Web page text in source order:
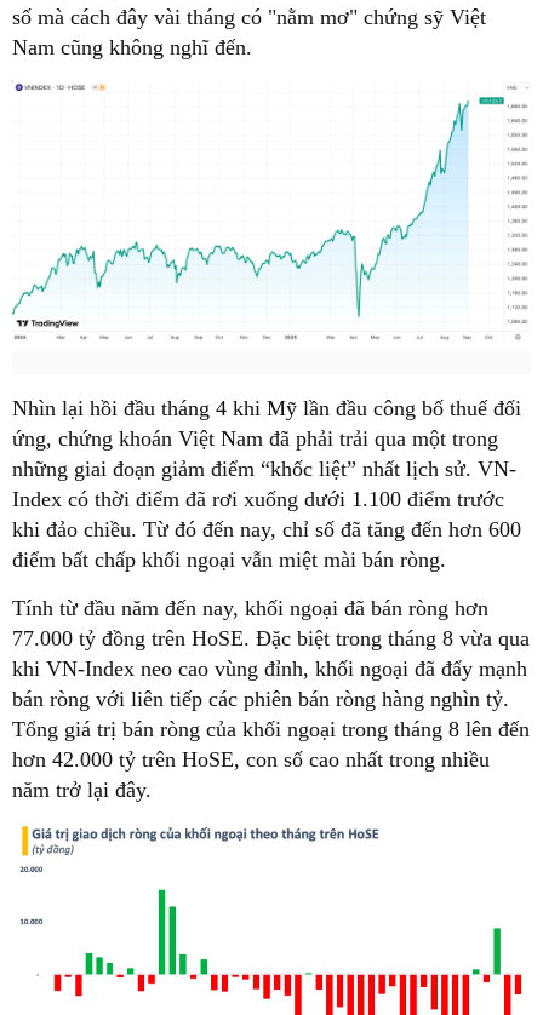
số mà cách đây vài tháng có "nằm mơ" chứng sỹ Việt
Nam cũng không nghĩ đến.
Nhìn lại hồi đầu tháng 4 khi Mỹ lần đầu công bố thuế đối
ứng, chứng khoán Việt Nam đã phải trải qua một trong
những giai đoạn giảm điểm “khốc liệt” nhất lịch sử. VN-
Index có thời điểm đã rơi xuống dưới 1.100 điểm trước
khi đảo chiều. Từ đó đến nay, chỉ số đã tăng đến hơn 600
điểm bất chấp khối ngoại vẫn miệt mài bán ròng.
Tính từ đầu năm đến nay, khối ngoại đã bán ròng hơn
77.000 tỷ đồng trên HoSE. Đặc biệt trong tháng 8 vừa qua
khi VN-Index neo cao vùng đỉnh, khối ngoại đã đẩy mạnh
bán ròng với liên tiếp các phiên bán ròng hàng nghìn tỷ.
Tổng giá trị bán ròng của khối ngoại trong tháng 8 lên đến
hơn 42.000 tỷ trên HoSE, con số cao nhất trong nhiều
năm trở lại đây.